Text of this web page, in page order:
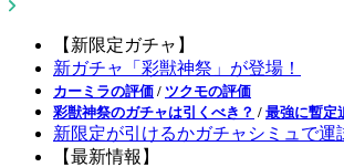
【新限定ガチャ】
新ガチャ「彩獣神祭」が登場！
カーミラの評価 / ツクモの評価
彩獣神祭のガチャは引くべき？ / 最強に暫定
新限定が引けるかガチャシミュで運
【最新情報】